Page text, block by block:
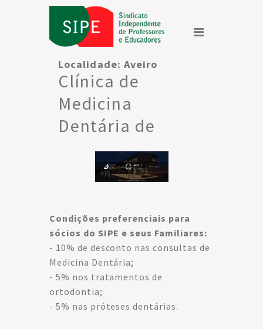
Localidade: Aveiro
Clínica de
Medicina
Dentária de
Esgueira(IPMD)
Condições preferenciais para
sócios do SIPE e seus Familiares:
- 10% de desconto nas consultas de
Medicina Dentária;
- 5% nos tratamentos de
ortodontia;
- 5% nas próteses dentárias.